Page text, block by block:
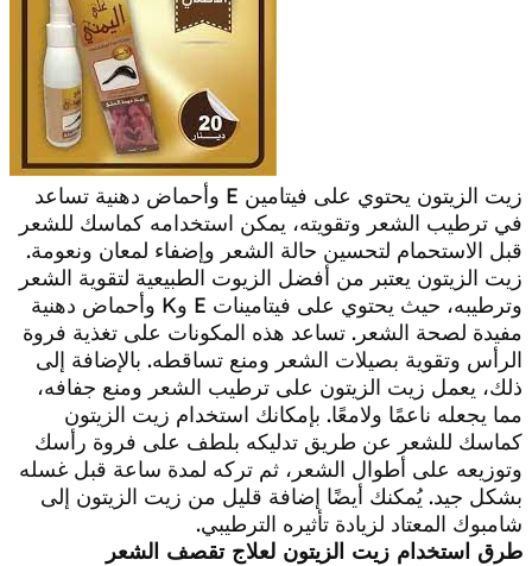
زيت الزيتون يحتوي على فيتامين E وأحماض دهنية تساعد
في ترطيب الشعر وتقويته، يمكن استخدامه كماسك للشعر
قبل الاستحمام لتحسين حالة الشعر وإضفاء لمعان ونعومة.
زيت الزيتون يعتبر من أفضل الزيوت الطبيعية لتقوية الشعر
وترطيبه، حيث يحتوي على فيتامينات E وK وأحماض دهنية
مفيدة لصحة الشعر. تساعد هذه المكونات على تغذية فروة
الرأس وتقوية بصيلات الشعر ومنع تساقطه. بالإضافة إلى
ذلك، يعمل زيت الزيتون على ترطيب الشعر ومنع جفافه،
مما يجعله ناعمًا ولامعًا. بإمكانك استخدام زيت الزيتون
كماسك للشعر عن طريق تدليكه بلطف على فروة رأسك
وتوزيعه على أطوال الشعر، ثم تركه لمدة ساعة قبل غسله
بشكل جيد. يُمكنك أيضًا إضافة قليل من زيت الزيتون إلى
شامبوك المعتاد لزيادة تأثيره الترطيبي.
طرق استخدام زيت الزيتون لعلاج تقصف الشعر